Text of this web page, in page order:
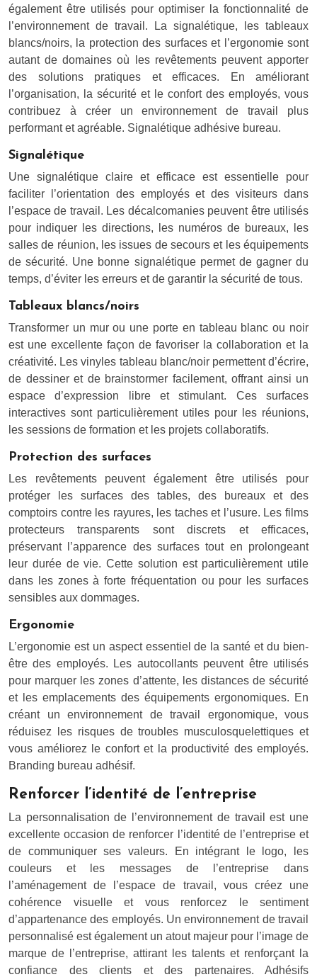
également être utilisés pour optimiser la fonctionnalité de
l’environnement de travail. La signalétique, les tableaux
blancs/noirs, la protection des surfaces et l’ergonomie sont
autant de domaines où les revêtements peuvent apporter
des solutions pratiques et efficaces. En améliorant
l’organisation, la sécurité et le confort des employés, vous
contribuez à créer un environnement de travail plus
performant et agréable. Signalétique adhésive bureau.
Signalétique
Une signalétique claire et efficace est essentielle pour
faciliter l’orientation des employés et des visiteurs dans
l’espace de travail. Les décalcomanies peuvent être utilisés
pour indiquer les directions, les numéros de bureaux, les
salles de réunion, les issues de secours et les équipements
de sécurité. Une bonne signalétique permet de gagner du
temps, d’éviter les erreurs et de garantir la sécurité de tous.
Tableaux blancs/noirs
Transformer un mur ou une porte en tableau blanc ou noir
est une excellente façon de favoriser la collaboration et la
créativité. Les vinyles tableau blanc/noir permettent d’écrire,
de dessiner et de brainstormer facilement, offrant ainsi un
espace d’expression libre et stimulant. Ces surfaces
interactives sont particulièrement utiles pour les réunions,
les sessions de formation et les projets collaboratifs.
Protection des surfaces
Les revêtements peuvent également être utilisés pour
protéger les surfaces des tables, des bureaux et des
comptoirs contre les rayures, les taches et l’usure. Les films
protecteurs transparents sont discrets et efficaces,
préservant l’apparence des surfaces tout en prolongeant
leur durée de vie. Cette solution est particulièrement utile
dans les zones à forte fréquentation ou pour les surfaces
sensibles aux dommages.
Ergonomie
L’ergonomie est un aspect essentiel de la santé et du bien-
être des employés. Les autocollants peuvent être utilisés
pour marquer les zones d’attente, les distances de sécurité
et les emplacements des équipements ergonomiques. En
créant un environnement de travail ergonomique, vous
réduisez les risques de troubles musculosquelettiques et
vous améliorez le confort et la productivité des employés.
Branding bureau adhésif.
Renforcer l’identité de l’entreprise
La personnalisation de l’environnement de travail est une
excellente occasion de renforcer l’identité de l’entreprise et
de communiquer ses valeurs. En intégrant le logo, les
couleurs et les messages de l’entreprise dans
l’aménagement de l’espace de travail, vous créez une
cohérence visuelle et vous renforcez le sentiment
d’appartenance des employés. Un environnement de travail
personnalisé est également un atout majeur pour l’image de
marque de l’entreprise, attirant les talents et renforçant la
confiance des clients et des partenaires. Adhésifs